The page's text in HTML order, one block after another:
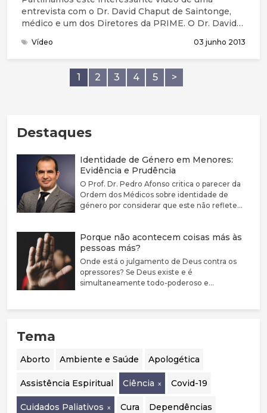
entrevista com o Dr. David Chaput de Saintonge,
médico e um dos Diretores da PRIME. O Dr. David
Vídeo 03 junho 2013
1 2 3 4 5 >
Destaques
Identidade de Género em Menores:
Evidência e Prudência
O Prof. Dr. Pedro Afonso critica o parecer da
Ordem dos Médicos sobre identidade de
género por considerar que este não reflete
Defende que a disforia de género deve ser
encarada como uma condição médica
associada a sofrimento e sublinha a elevada
prevalência de comorbilidades psiquiátricas
nestes jovens. Argumenta que a evidência
o acompanhamento psicológico. Por fim,
considera essencial realizar uma auditoria
avaliar a segurança, eficácia e qualidade das
intervenções realizadas.
Porque não acontecem coisas más às
pessoas más?
Onde está o julgamento de Deus contra os
opressores? Se Deus existe e é
simultaneamente todo-poderoso e
Tema
Aborto Ambiente e Saúde Apologética
Assistência Espiritual Ciência Covid-19
Cuidados Paliativos Cura Dependências